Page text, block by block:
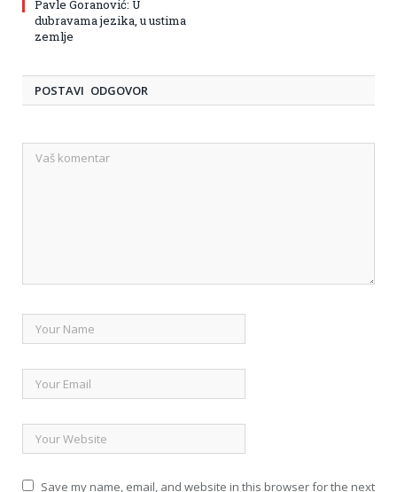
Pavle Goranović: U
dubravama jezika, u ustima
zemlje
POSTAVI ODGOVOR
Save my name, email, and website in this browser for the next